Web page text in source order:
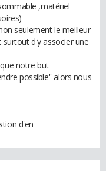
,matériel
seulement le meilleur
surtout d'y associer une
notre but
possible'' alors nous
d'en